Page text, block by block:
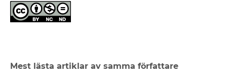
Mest lästa artiklar av samma författare